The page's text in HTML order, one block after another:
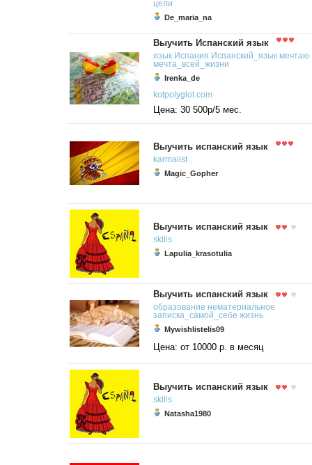
цели
De_maria_na
Выучить Испанский язык
язык Испания Испанский_язык мечтаю
мечта_всей_жизни
Irenka_de
kotpolyglot.com
Цена: 30 500р/5 мес.
Выучить испанский язык
karmalist
Magic_Gopher
Выучить испанский язык
skills
Lapulia_krasotulia
Выучить испанский язык
образование нематериальное
записка_самой_себе жизнь
Mywishlistelis09
Цена: от 10000 р. в месяц
Выучить испанский язык
skills
Natasha1980